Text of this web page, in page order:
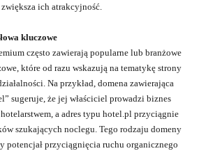
ich atrakcyjność.
kluczowe
często zawierają popularne lub branżowe
które od razu wskazują na tematykę strony
Na przykład, domena zawierająca
sugeruje, że jej właściciel prowadzi biznes
a adres typu hotel.pl przyciągnie
szukających noclegu. Tego rodzaju domeny
potencjał przyciągnięcia ruchu organicznego